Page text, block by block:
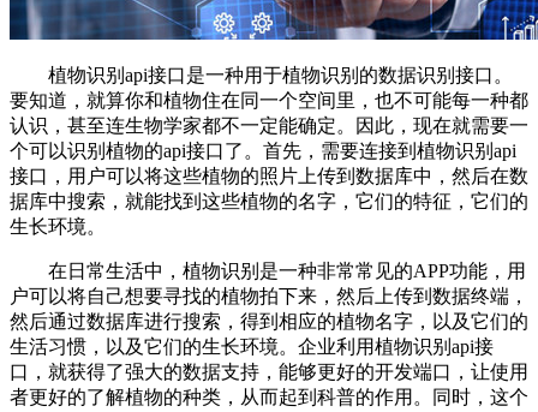
植物识别api接口是一种用于植物识别的数据识别接口。
要知道，就算你和植物住在同一个空间里，也不可能每一种都
认识，甚至连生物学家都不一定能确定。因此，现在就需要一
个可以识别植物的api接口了。首先，需要连接到植物识别api
接口，用户可以将这些植物的照片上传到数据库中，然后在数
据库中搜索，就能找到这些植物的名字，它们的特征，它们的
生长环境。
在日常生活中，植物识别是一种非常常见的APP功能，用
户可以将自己想要寻找的植物拍下来，然后上传到数据终端，
然后通过数据库进行搜索，得到相应的植物名字，以及它们的
生活习惯，以及它们的生长环境。企业利用植物识别api接
口，就获得了强大的数据支持，能够更好的开发端口，让使用
者更好的了解植物的种类，从而起到科普的作用。同时，这个